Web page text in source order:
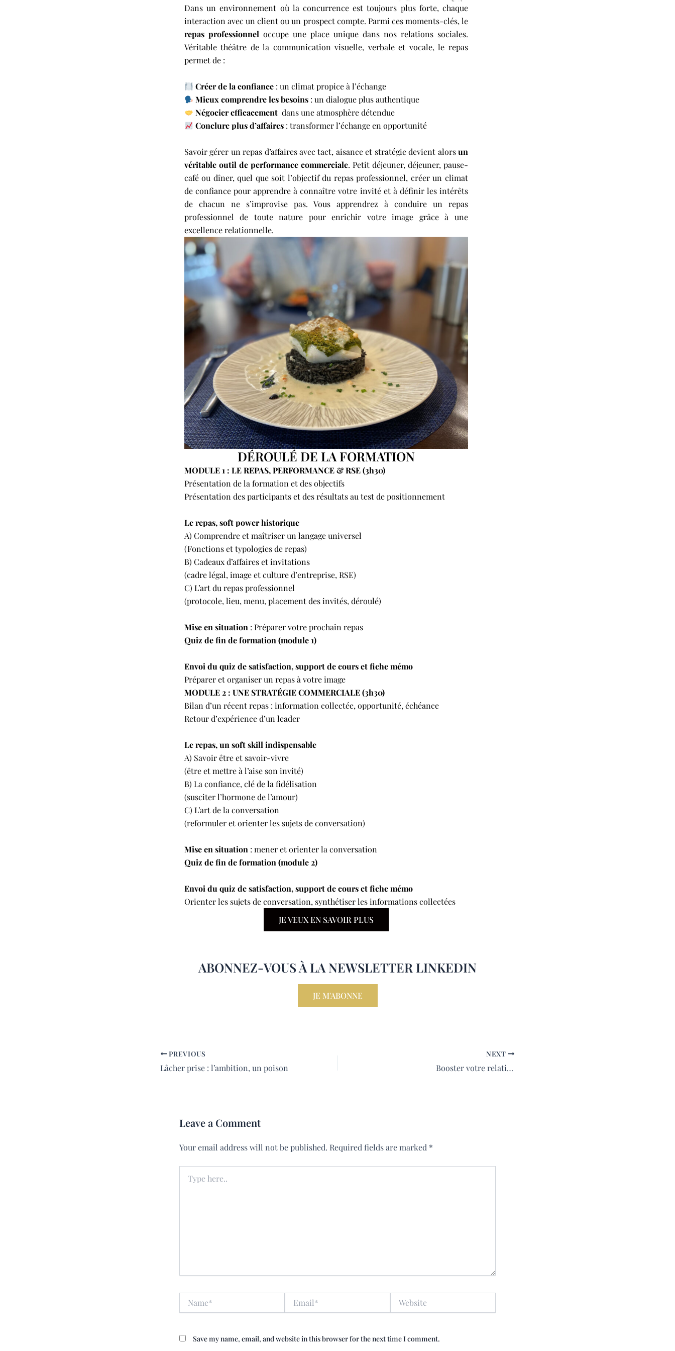
Dans un environnement où la concurrence est toujours plus forte, chaque
interaction avec un client ou un prospect compte. Parmi ces moments-clés, le
repas professionnel occupe une place unique dans nos relations sociales.
Véritable théâtre de la communication visuelle, verbale et vocale, le repas
permet de :
Créer de la confiance : un climat propice à l’échange
Mieux comprendre les besoins : un dialogue plus authentique
Négocier efficacement dans une atmosphère détendue
Conclure plus d’affaires : transformer l’échange en opportunité
Savoir gérer un repas d’affaires avec tact, aisance et stratégie devient alorsun
véritable outil de performance commerciale. Petit déjeuner, déjeuner, pause-
café ou dîner, quel que soit l’objectif du repas professionnel, créer un climat
de confiance pour apprendre à connaître votre invité et à définir les intérêts
de chacun ne s’improvise pas. Vous apprendrez à conduire un repas
professionnel de toute nature pour enrichir votre image grâce à une
excellence relationnelle.
DÉROULÉ DE LA FORMATION
MODULE 1 : LE REPAS, PERFORMANCE & RSE (3h30)
Présentation de la formation et des objectifs
Présentation des participants et des résultats au test de positionnement
Le repas, soft power historique
A) Comprendre et maîtriser un langage universel
(Fonctions et typologies de repas)
B) Cadeaux d’affaires et invitations
(cadre légal, image et culture d’entreprise, RSE)
C) L’art du repas professionnel
(protocole, lieu, menu, placement des invités, déroulé)
Mise en situation : Préparer votre prochain repas
Quiz de fin de formation (module 1)
Envoi du quiz de satisfaction, support de cours et fiche mémo
Préparer et organiser un repas à votre image
MODULE 2 : UNE STRATÉGIE COMMERCIALE (3h30)
Bilan d’un récent repas : information collectée, opportunité, échéance
Retour d’expérience d’un leader
Le repas, un soft skill indispensable
A) Savoir être et savoir-vivre
(être et mettre à l’aise son invité)
B) La confiance, clé de la fidélisation
(susciter l’hormone de l’amour)
C) L’art de la conversation
(reformuler et orienter les sujets de conversation)
Mise en situation : mener et orienter la conversation
Quiz de fin de formation (module 2)
Envoi du quiz de satisfaction, support de cours et fiche mémo
Orienter les sujets de conversation, synthétiser les informations collectées
JE VEUX EN SAVOIR PLUS
ABONNEZ-VOUS À LA NEWSLETTER LINKEDIN
JE M'ABONNE
PREVIOUS
Lâcher prise : l’ambition, un poison
NEXT
Booster votre relationnel
Leave a Comment
Your email address will not be published. Required fields are marked *
here..
Save my name, email, and website in this browser for the next time I comment.